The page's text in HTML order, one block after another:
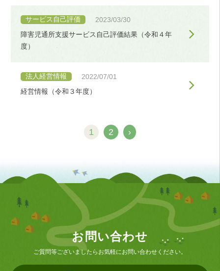
サービス自己評価 2023/03/30
障害児通所支援サービス自己評価結果（令和４年
度）
法人経営情報 2022/07/01
経営情報（令和３年度）
1 2 ›
お問い合わせ
ご質問等ございましたらお気軽にお問い合わせください。